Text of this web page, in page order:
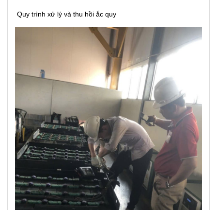
Quy trình xử lý và thu hồi ắc quy